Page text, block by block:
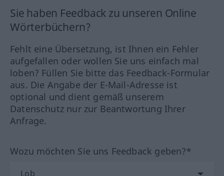
Sie haben Feedback zu unseren Online
Wörterbüchern?
Fehlt eine Übersetzung, ist Ihnen ein Fehler
aufgefallen oder wollen Sie uns einfach mal
loben? Füllen Sie bitte das Feedback-Formular
aus. Die Angabe der E-Mail-Adresse ist
optional und dient gemäß unserem
Datenschutz nur zur Beantwortung Ihrer
Anfrage.
Wozu möchten Sie uns Feedback geben?*